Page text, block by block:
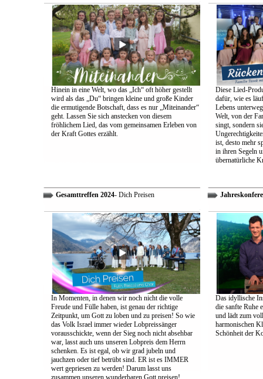
Hinein in eine Welt, wo das „Ich“ oft höher gestellt
wird als das „Du“ bringen kleine und große Kinder
die ermutigende Botschaft, dass es nur „Miteinander“
geht. Lassen Sie sich anstecken von diesem
fröhlichem Lied, das vom gemeinsamen Erleben von
der Kraft Gottes erzählt.
Diese Lied-
dafür, wie es
Lebens
Welt, von der
singt, sondern
ist, desto mehr
in ihren Segeln
übernatürliche
Gesamttreffen 2024- Dich Preisen
In Momenten, in denen wir noch nicht die volle
Freude und Fülle haben, ist genau der richtige
Zeitpunkt, um Gott zu loben und zu preisen! So wie
das Volk Israel immer wieder Lobpreissänger
vorausschickte, wenn der Sieg noch nicht absehbar
war, lasst auch uns unseren Lobpreis dem Herrn
schenken. Es ist egal, ob wir grad jubeln und
jauchzen oder tief betrübt sind. ER ist es IMMER
wert gepriesen zu werden! Darum lasst uns
zusammen unseren wunderbaren Gott preisen!
Das idyllische
die sanfte Ruhe
und lädt zum
harmonischen
Schönheit der